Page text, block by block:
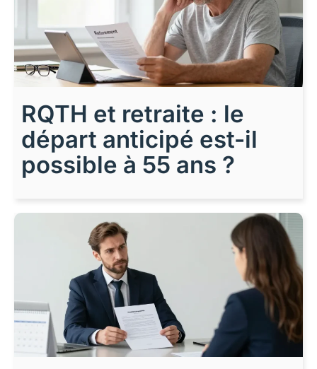
RQTH et retraite : le
départ anticipé est-il
possible à 55 ans ?